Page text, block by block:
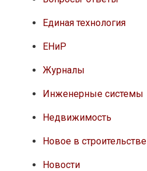
Единая технология
ЕНиР
Журналы
Инженерные системы
Недвижимость
Новое в строительстве
Новости